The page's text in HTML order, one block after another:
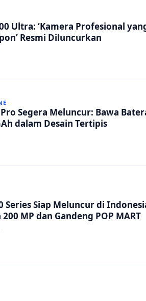
Ultra: ‘Kamera Profesional
Resmi Diluncurkan
Segera Meluncur: Bawa
dalam Desain Tertipis
Series Siap Meluncur di
MP dan Gandeng POP MART